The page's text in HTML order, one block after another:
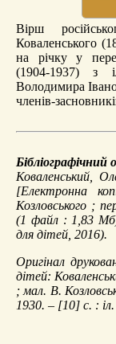
Вірш
Коваленського
на річку у
(1904-1937) з
Володимира
членів-
Бібліографічний
Коваленський,
[Електронна
Козловського ;
(1 файл : 1,83
для дітей, 2016).
Оригінал
дітей:
; мал. В.
1930. – [10] с. : іл.